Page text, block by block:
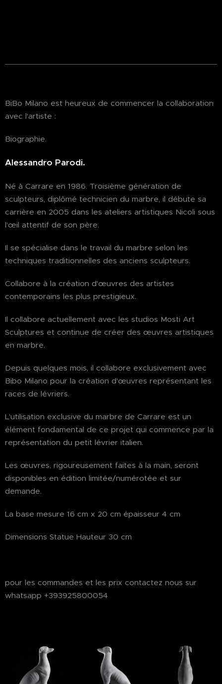
BiBo Milano est heureux de commencer la collaboration
avec l'artiste :
Biographie.
Alessandro Parodi.
Né à Carrare en 1986. Troisième génération de
sculpteurs, diplômé technicien du marbre, il débute sa
carrière en 2005 dans les ateliers artistiques Nicoli sous
l'œil attentif de son père.
Il se spécialise dans le travail du marbre selon les
techniques traditionnelles des anciens sculpteurs.
Collabore à la création d'œuvres des artistes
contemporains les plus prestigieux.
Il collabore actuellement avec les studios Mosti Art
Sculptures et continue de créer des œuvres artistiques
en marbre.
Depuis quelques mois, il collabore exclusivement avec
Bibo Milano pour la création d'œuvres représentant les
races de lévriers.
L'utilisation exclusive du marbre de Carrare est un
élément fondamental de ce projet qui commence par la
représentation du petit lévrier italien.
Les œuvres, rigoureusement faites à la main, seront
disponibles en édition limitée/numérotée et sur
demande.
La base mesure 16 cm x 20 cm épaisseur 4 cm
Dimensions Statue Hauteur 30 cm
pour les commandes et les prix contactez nous sur
whatsapp +393925800054